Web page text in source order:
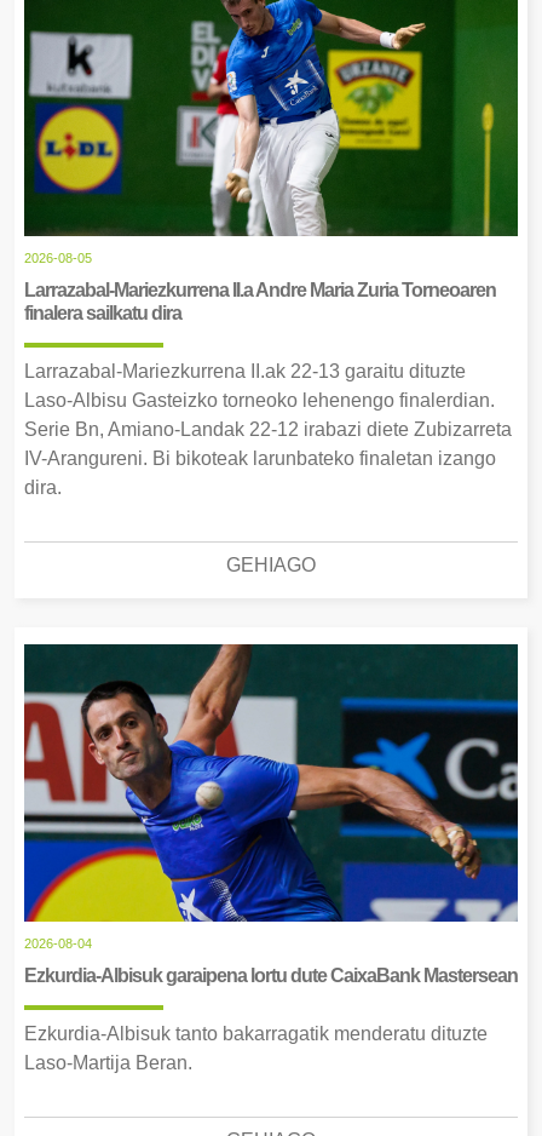
2026-08-05
Larrazabal-Mariezkurrena II.a Andre Maria Zuria Torneoaren
finalera sailkatu dira
Larrazabal-Mariezkurrena II.ak 22-13 garaitu dituzte
Laso-Albisu Gasteizko torneoko lehenengo finalerdian.
Serie Bn, Amiano-Landak 22-12 irabazi diete Zubizarreta
IV-Arangureni. Bi bikoteak larunbateko finaletan izango
dira.
GEHIAGO
2026-08-04
Ezkurdia-Albisuk garaipena lortu dute CaixaBank Mastersean
Ezkurdia-Albisuk tanto bakarragatik menderatu dituzte
Laso-Martija Beran.